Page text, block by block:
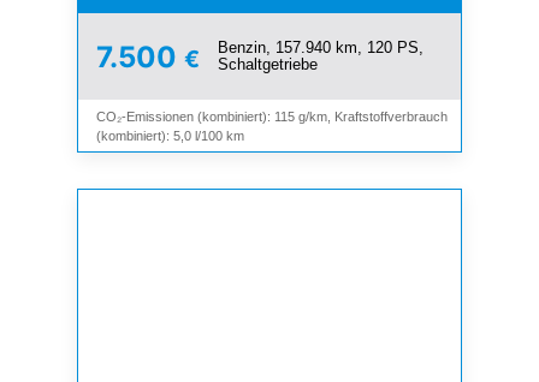
7.500 €
Benzin, 157.940 km, 120 PS,
Schaltgetriebe
CO₂-Emissionen (kombiniert): 115 g/km, Kraftstoffverbrauch
(kombiniert): 5,0 l/100 km